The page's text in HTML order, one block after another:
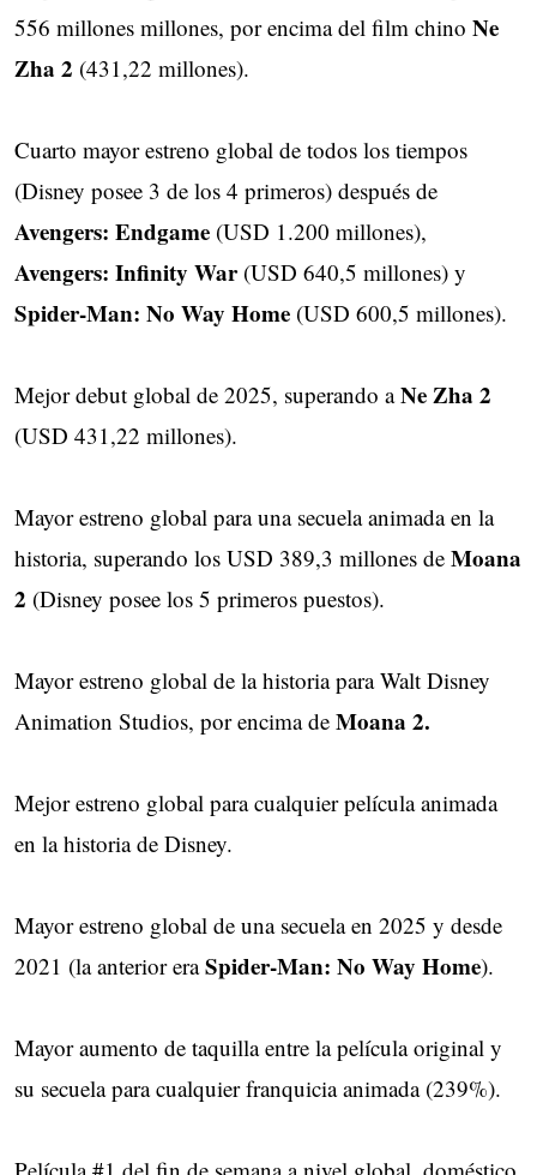
556 millones millones, por encima del film chino Ne
Zha 2 (431,22 millones).
Cuarto mayor estreno global de todos los tiempos
(Disney posee 3 de los 4 primeros) después de
Avengers: Endgame (USD 1.200 millones),
Avengers: Infinity War (USD 640,5 millones) y
Spider-Man: No Way Home (USD 600,5 millones).
Mejor debut global de 2025, superando aNe Zha 2
(USD 431,22 millones).
Mayor estreno global para una secuela animada en la
historia, superando los USD 389,3 millones de Moana
2 (Disney posee los 5 primeros puestos).
Mayor estreno global de la historia para Walt Disney
Animation Studios, por encima de Moana 2.
Mejor estreno global para cualquier película animada
en la historia de Disney.
Mayor estreno global de una secuela en 2025 y desde
2021 (la anterior eraSpider-Man: No Way Home).
Mayor aumento de taquilla entre la película original y
su secuela para cualquier franquicia animada (239%).